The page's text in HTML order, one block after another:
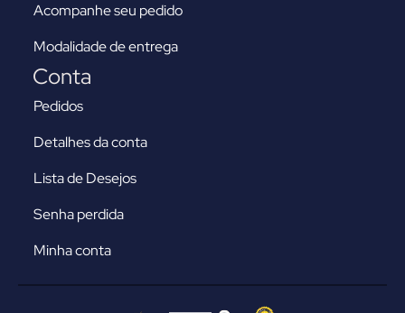
Acompanhe seu pedido
Modalidade de entrega
Conta
Pedidos
Detalhes da conta
Lista de Desejos
Senha perdida
Minha conta